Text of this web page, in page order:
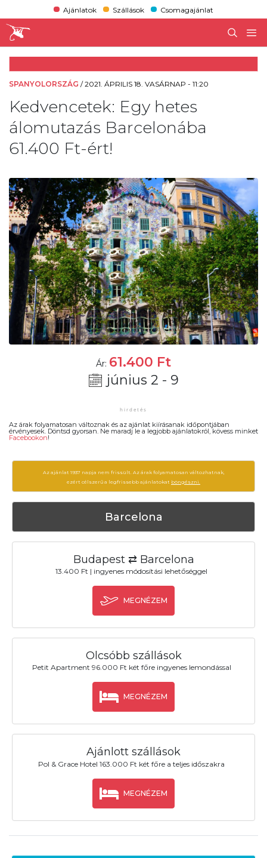
Ajánlatok Szállások Csomagajánlat
SPANYOLORSZÁG /2021. ÁPRILIS 18. VASÁRNAP - 11:20
Kedvencetek: Egy hetes
álomutazás Barcelonába
61.400 Ft-ért!
Ár: 61.400 Ft
június 2 - 9
Az árak folyamatosan változnak és az ajánlat kiírásanak időpontjában
érvényesek. Döntsd gyorsan. Ne maradj le a legjobb ajánlatokról, kövess minket
Facebookon!
Az ajánlat 1937 napja nem frissült. Az árak folyamatosan változhatnak,
ezért célszerű a legfrissebb ajánlatokat böngészni.
Barcelona
Budapest ⇄ Barcelona
13.400 Ft | ingyenes módosítási lehetőséggel
MEGNÉZEM
Olcsóbb szállások
Petit Apartment 96.000 Ft két főre ingyenes lemondással
MEGNÉZEM
Ajánlott szállások
Pol & Grace Hotel 163.000 Ft két főre a teljes időszakra
MEGNÉZEM